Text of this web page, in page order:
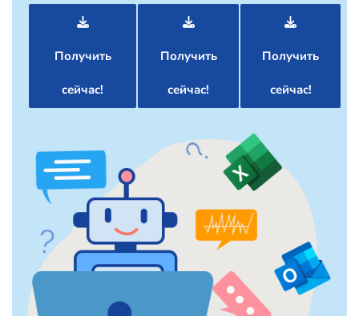
Получить
сейчас!
Получить
сейчас!
Получить
сейчас!